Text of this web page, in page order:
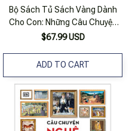
Bộ Sách Tủ Sách Vàng Dành
Cho Con: Những Câu Chuyện
Hay Nhất Về Thế Giới Phép
Câu Chuyện Hay Nhất Trong
(bộ 2 Cuốn)
$67.99 USD
ADD TO CART